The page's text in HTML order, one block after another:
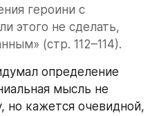
героини с
этого не сделать,
(стр. 112–114).
определение
мысль не
но кажется очевидной,